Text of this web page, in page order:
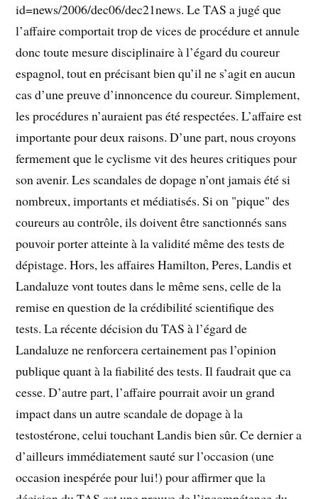
id=news/2006/dec06/dec21news. Le TAS a jugé que
l’affaire comportait trop de vices de procédure et annule
donc toute mesure disciplinaire à l’égard du coureur
espagnol, tout en précisant bien qu’il ne s’agit en aucun
cas d’une preuve d’innoncence du coureur. Simplement,
les procédures n’auraient pas été respectées. L’affaire est
importante pour deux raisons. D’une part, nous croyons
fermement que le cyclisme vit des heures critiques pour
son avenir. Les scandales de dopage n’ont jamais été si
nombreux, importants et médiatisés. Si on "pique" des
coureurs au contrôle, ils doivent être sanctionnés sans
pouvoir porter atteinte à la validité même des tests de
dépistage. Hors, les affaires Hamilton, Peres, Landis et
Landaluze vont toutes dans le même sens, celle de la
remise en question de la crédibilité scientifique des
tests. La récente décision du TAS à l’égard de
Landaluze ne renforcera certainement pas l’opinion
publique quant à la fiabilité des tests. Il faudrait que ca
cesse. D’autre part, l’affaire pourrait avoir un grand
impact dans un autre scandale de dopage à la
testostérone, celui touchant Landis bien sûr. Ce dernier a
d’ailleurs immédiatement sauté sur l’occasion (une
occasion inespérée pour lui!) pour affirmer que la